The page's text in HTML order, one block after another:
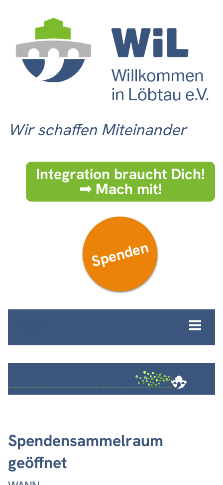
Wir schaffen Miteinander
Integration braucht Dich!
➟ Mach mit!
Spenden
Spendensammelraum
geöffnet